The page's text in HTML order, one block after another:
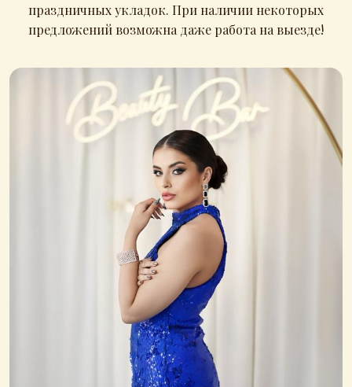
праздничных укладок. При наличии некоторых
предложений возможна даже работа на выезде!